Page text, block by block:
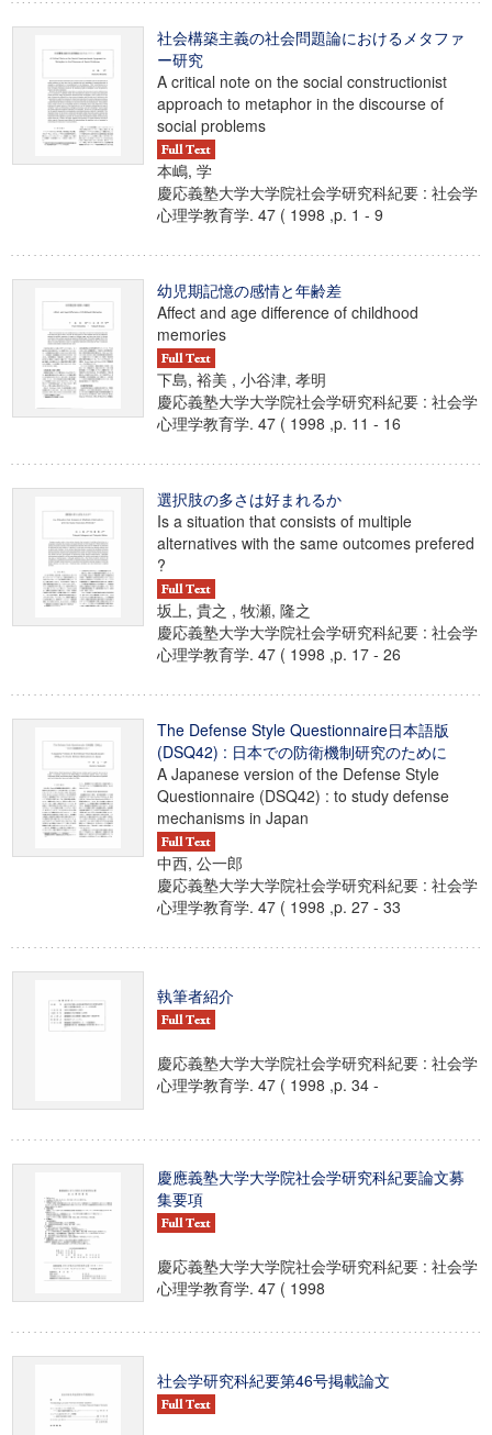
社会構築主義の社会問題論におけるメタファ
ー研究
A critical note on the social constructionist
approach to metaphor in the discourse of
social problems
本嶋, 学
慶応義塾大学大学院社会学研究科紀要 : 社会学
心理学教育学. 47 ( 1998 ,p. 1 - 9
幼児期記憶の感情と年齢差
Affect and age difference of childhood
memories
下島, 裕美 , 小谷津, 孝明
慶応義塾大学大学院社会学研究科紀要 : 社会学
心理学教育学. 47 ( 1998 ,p. 11 - 16
選択肢の多さは好まれるか
Is a situation that consists of multiple
alternatives with the same outcomes prefered
?
坂上, 貴之 , 牧瀬, 隆之
慶応義塾大学大学院社会学研究科紀要 : 社会学
心理学教育学. 47 ( 1998 ,p. 17 - 26
The Defense Style Questionnaire日本語版
(DSQ42) : 日本での防衛機制研究のために
A Japanese version of the Defense Style
Questionnaire (DSQ42) : to study defense
mechanisms in Japan
中西, 公一郎
慶応義塾大学大学院社会学研究科紀要 : 社会学
心理学教育学. 47 ( 1998 ,p. 27 - 33
執筆者紹介
慶応義塾大学大学院社会学研究科紀要 : 社会学
心理学教育学. 47 ( 1998 ,p. 34 -
慶應義塾大学大学院社会学研究科紀要論文募
集要項
慶応義塾大学大学院社会学研究科紀要 : 社会学
心理学教育学. 47 ( 1998
社会学研究科紀要第46号掲載論文